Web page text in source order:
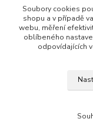
+420 608 400
(Po-Pá, 8-15 hod.)
ekohas@ekohas.cz
Soubory cookies
shopu a v případě
webu, měření
oblíbeného
odpovídajících